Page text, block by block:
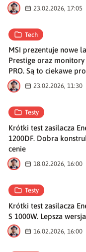
M
23.02.2026, 17:05
Tech
MSI prezentuje nowe
Prestige oraz
PRO. Są to ciekawe
M
23.02.2026, 11:30
Testy
Krótki test zasilacza
1200DF. Dobra
cenie
M
18.02.2026, 16:00
Testy
Krótki test zasilacza
S 1000W. Lepsza
M
16.02.2026, 16:00